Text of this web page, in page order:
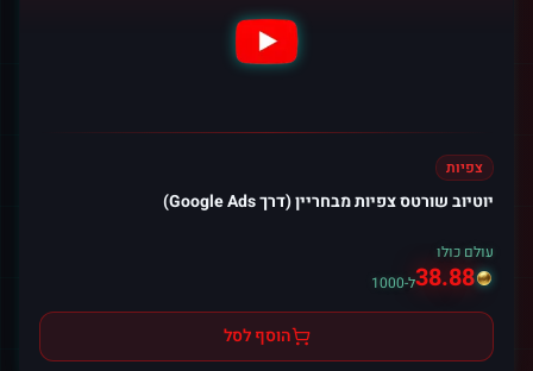
צפיות
יוטיוב שורטס צפיות מבחריין (דרך Google Ads)
עולם כולו
38.88ל-1000
הוסף לסל